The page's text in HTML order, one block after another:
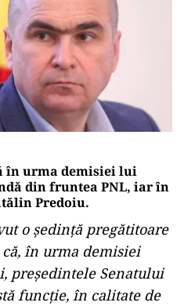
în urma demisiei lui
din fruntea PNL, iar în
Predoiu.
o ședință pregătitoare
în urma demisiei
președintele Senatului
funcție, în calitate de